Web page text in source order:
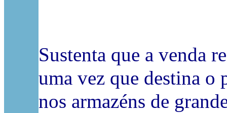
Sustenta que a venda
uma vez que destina o
nos armazéns de